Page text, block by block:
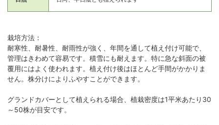
栽培方法：
耐寒性、耐暑性、耐雨性が強く、年間を通して植え付け可能で、
管理はきわめて容易です。積雪にも耐えます。特に急な斜面の被
覆用にはよく使われます。植え付け後はほとんど手間がかかりま
せん。株分けによりふやすことができます。
グランドカバーとして植えられる場合、植栽密度は1平米あたり30
～50株が目安です。